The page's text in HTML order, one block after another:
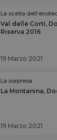
La scelta
Val delle Corti,
Riserva 2016
19 Marzo 2021
La sorpresa
La Montanina,
19 Marzo 2021